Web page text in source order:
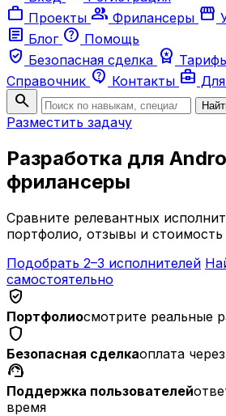
work Проекты group Фрилансеры storefront
article Блог help Помощь
verified_user Безопасная сделка workspace_premium
Справочник contact_support Контакты business_center
search
Разместить задачу
Разработка для
фрилансеры
Сравните релевантных
портфолио, отзывы и стоимость
Подобрать 2–3 исполнителей
самостоятельно
verified_user
Портфолиосмотрите реальные
shield
Безопасная сделкаоплата
support_agent
Поддержка пользователей
время